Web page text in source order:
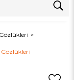
Gözlükleri